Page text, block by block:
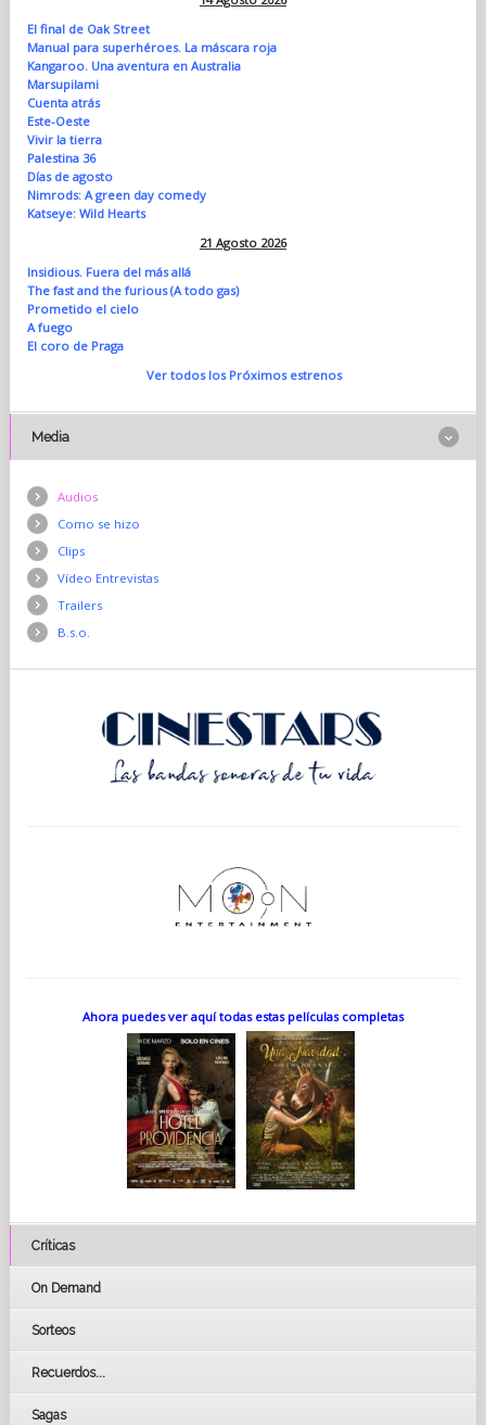
El final de Oak Street
Manual para superhéroes. La máscara roja
Kangaroo. Una aventura en Australia
Marsupilami
Cuenta atrás
Este-Oeste
Vivir la tierra
Palestina 36
Días de agosto
Nimrods: A green day comedy
Katseye: Wild Hearts
21 Agosto 2026
Insidious. Fuera del más allá
The fast and the furious (A todo gas)
Prometido el cielo
A fuego
El coro de Praga
Ver todos los Próximos estrenos
Media
Audios
Como se hizo
Clips
Vídeo Entrevistas
Trailers
B.s.o.
Ahora puedes ver aquí todas estas películas completas
Críticas
On Demand
Sorteos
Recuerdos...
Sagas